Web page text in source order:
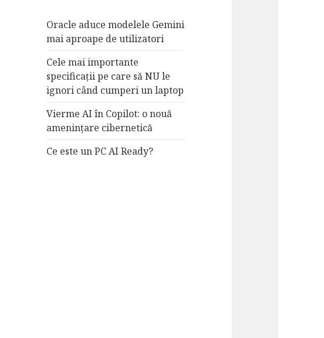
Oracle aduce modelele Gemini
mai aproape de utilizatori
Cele mai importante
specificații pe care să NU le
ignori când cumperi un laptop
Vierme AI în Copilot: o nouă
amenințare cibernetică
Ce este un PC AI Ready?